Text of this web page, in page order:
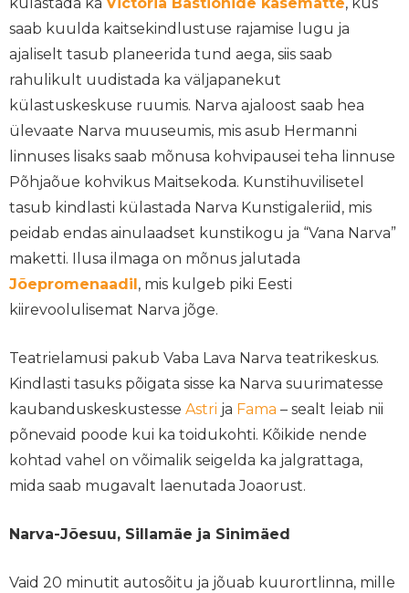
saab kuulda kaitsekindlustuse rajamise lugu ja
ajaliselt tasub planeerida tund aega, siis saab
rahulikult uudistada ka väljapanekut
külastuskeskuse ruumis. Narva ajaloost saab hea
ülevaate Narva muuseumis, mis asub Hermanni
linnuses lisaks saab mõnusa kohvipausei teha linnuse
Põhjaõue kohvikus Maitsekoda. Kunstihuvilisetel
tasub kindlasti külastada Narva Kunstigaleriid, mis
peidab endas ainulaadset kunstikogu ja “Vana Narva”
maketti. Ilusa ilmaga on mõnus jalutada
Jõepromenaadil, mis kulgeb piki Eesti
kiirevoolulisemat Narva jõge.
Teatrielamusi pakub Vaba Lava Narva teatrikeskus.
Kindlasti tasuks põigata sisse ka Narva suurimatesse
kaubanduskeskustesse Astri ja Fama – sealt leiab nii
põnevaid poode kui ka toidukohti. Kõikide nende
kohtad vahel on võimalik seigelda ka jalgrattaga,
mida saab mugavalt laenutada Joaorust.
Narva-Jõesuu, Sillamäe ja Sinimäed
Vaid 20 minutit autosõitu ja jõuab kuurortlinna, mille